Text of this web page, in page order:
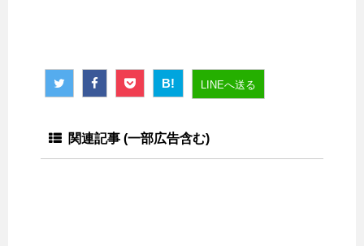
B! LINEへ送る
関連記事 (一部広告含む)